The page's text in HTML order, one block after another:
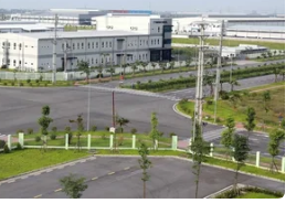
tán khẩn cấp